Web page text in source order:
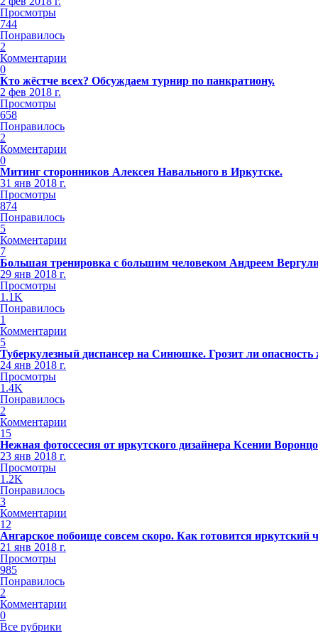
Просмотры
744
Понравилось
2
Комментарии
0
Кто жёстче всех? Обсуждаем турнир по панкратиону.
2 фев 2018 г.
Просмотры
658
Понравилось
2
Комментарии
0
Митинг сторонников Алексея Навального в Иркутске.
31 янв 2018 г.
Просмотры
874
Понравилось
5
Комментарии
7
Большая тренировка с большим человеком Андреем
29 янв 2018 г.
Просмотры
1.1K
Понравилось
1
Комментарии
5
Туберкулезный диспансер на Синюшке. Грозит ли опасность
24 янв 2018 г.
Просмотры
1.4K
Понравилось
2
Комментарии
15
Нежная фотоссесия от иркутского дизайнера Ксении
23 янв 2018 г.
Просмотры
1.2K
Понравилось
3
Комментарии
12
Ангарское побоище совсем скоро. Как готовится иркутский
21 янв 2018 г.
Просмотры
985
Понравилось
2
Комментарии
0
Все рубрики